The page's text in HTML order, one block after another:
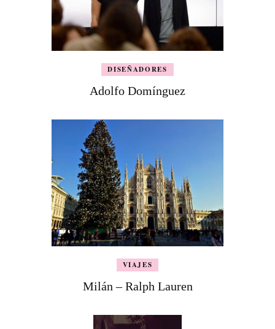
DISEÑADORES
Adolfo Domínguez
VIAJES
Milán – Ralph Lauren